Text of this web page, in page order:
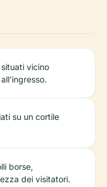
situati vicino
all'ingresso.
su un cortile
borse,
dei visitatori.